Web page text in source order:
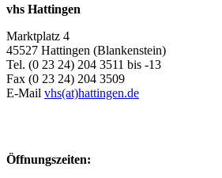
vhs Hattingen
Marktplatz 4
45527 Hattingen (Blankenstein)
Tel. (0 23 24) 204 3511 bis -13
Fax (0 23 24) 204 3509
E-Mail vhs(at)hattingen.de
Öffnungszeiten: